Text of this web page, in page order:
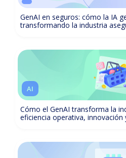
GenAI en seguros: cómo la IA
transformando la industria
AI
Cómo el GenAI transforma la
eficiencia operativa, innovación